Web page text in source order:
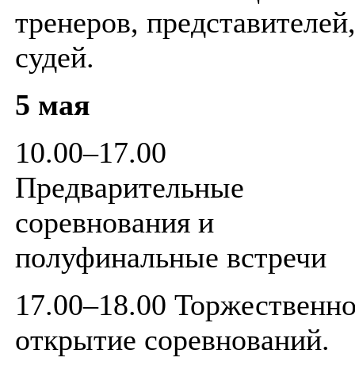
тренеров, представителей,
судей.
5 мая
10.00–17.00
Предварительные
соревнования и
полуфинальные встречи
17.00–18.00
открытие соревнований.